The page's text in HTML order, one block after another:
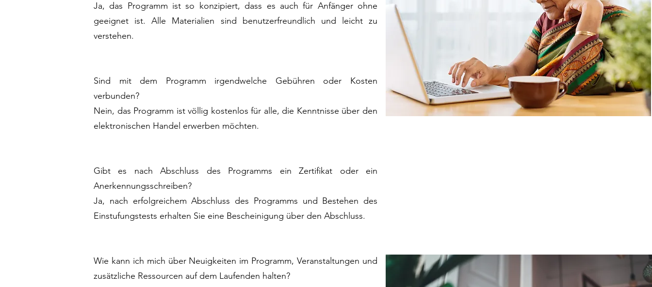
Ja, das Programm ist so konzipiert, dass es auch für Anfänger ohne
geeignet ist. Alle Materialien sind benutzerfreundlich und leicht zu
verstehen.
Sind mit dem Programm irgendwelche Gebühren oder Kosten
verbunden?
Nein, das Programm ist völlig kostenlos für alle, die Kenntnisse über den
elektronischen Handel erwerben möchten.
Gibt es nach Abschluss des Programms ein Zertifikat oder ein
Anerkennungsschreiben?
Ja, nach erfolgreichem Abschluss des Programms und Bestehen des
Einstufungstests erhalten Sie eine Bescheinigung über den Abschluss.
Wie kann ich mich über Neuigkeiten im Programm, Veranstaltungen und
zusätzliche Ressourcen auf dem Laufenden halten?